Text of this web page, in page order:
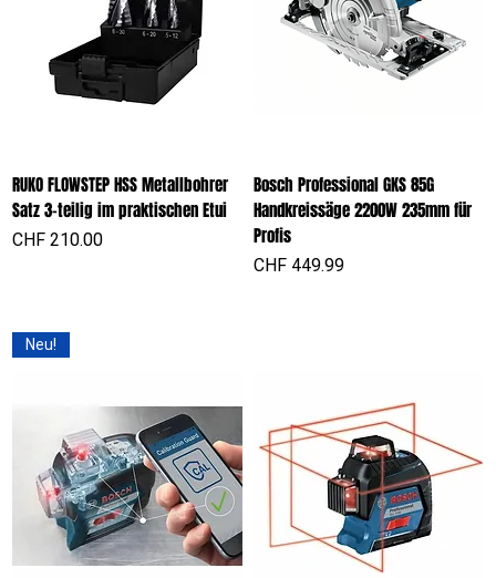
RUKO FLOWSTEP HSS Metallbohrer
Satz 3-teilig im praktischen Etui
Preis
CHF 210.00
Bosch Professional GKS 85G
Handkreissäge 2200W 235mm für
Profis
Preis
CHF 449.99
Neu!